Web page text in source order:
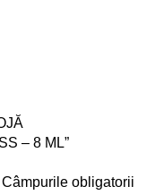
– 8 ML”
Câmpurile obligatorii